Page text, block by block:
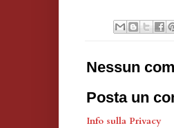
Nessun
Posta un
Info sulla Privacy